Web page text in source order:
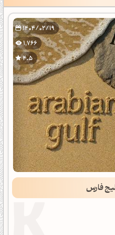
1404/02/19
1,766
4.5
فارس